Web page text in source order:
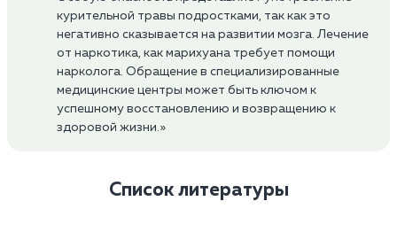
курительной травы подростками, так как это
негативно сказывается на развитии мозга. Лечение
от наркотика, как марихуана требует помощи
нарколога. Обращение в специализированные
медицинские центры может быть ключом к
успешному восстановлению и возвращению к
здоровой жизни.»
Список литературы